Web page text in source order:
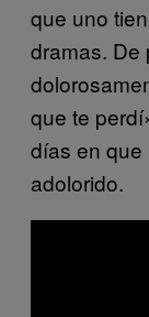
que uno
dramas. De
que te
días en que
adolorido.